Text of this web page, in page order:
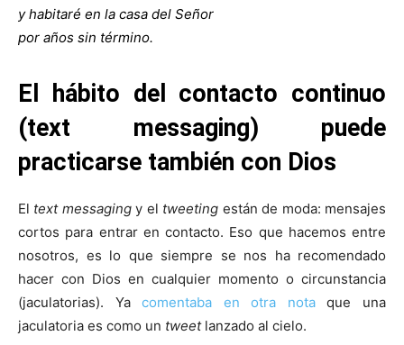
y habitaré en la casa del Señor
por años sin término.
El hábito del contacto continuo
(text messaging) puede
practicarse también con Dios
El text messagingy el tweeting están de moda: mensajes
cortos para entrar en contacto. Eso que hacemos entre
nosotros, es lo que siempre se nos ha recomendado
hacer con Dios en cualquier momento o circunstancia
(jaculatorias). Yacomentaba en otra notaque una
jaculatoria es como un tweetlanzado al cielo.